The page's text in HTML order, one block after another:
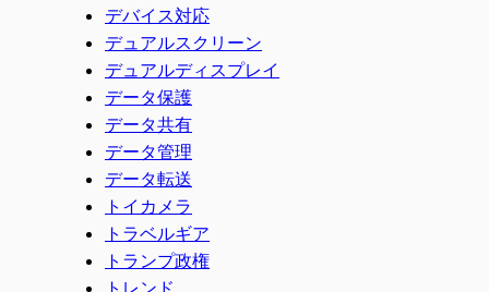
デバイス対応
デュアルスクリーン
デュアルディスプレイ
データ保護
データ共有
データ管理
データ転送
トイカメラ
トラベルギア
トランプ政権
トレンド